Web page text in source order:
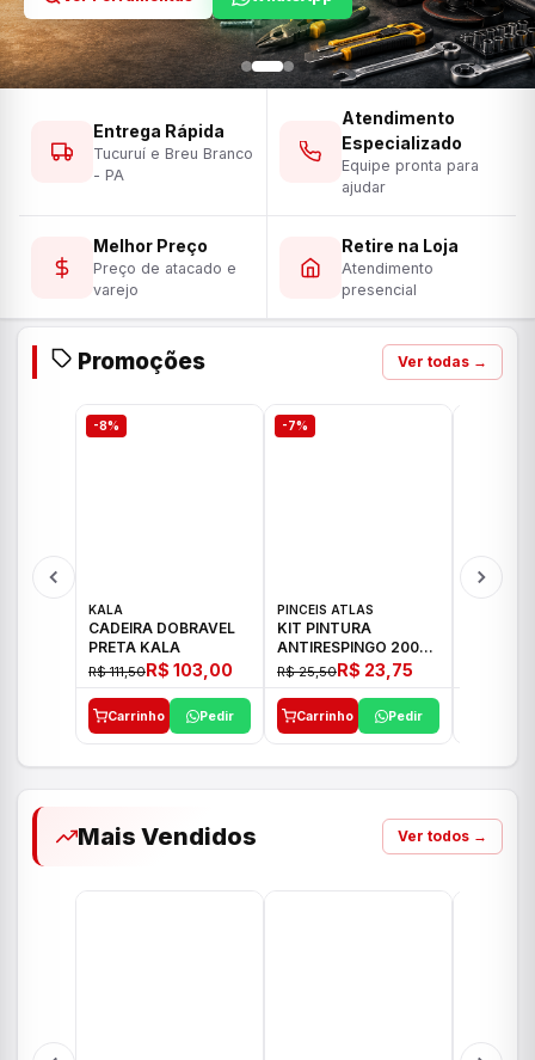
Entrega Rápida
Tucuruí e Breu Branco
- PA
Atendimento
Especializado
Equipe pronta para
ajudar
Melhor Preço
Preço de atacado e
varejo
Retire na Loja
Atendimento
presencial
Promoções Ver todas →
-8%
KALA
CADEIRA DOBRAVEL
PRETA KALA
R$ 111,50R$ 103,00
Carrinho Pedir
-7%
PINCEIS ATLAS
KIT PINTURA
ANTIRESPINGO 2003
ATLAS 03 PCS
R$ 25,50R$ 23,75
Carrinho Pedir
Mais Vendidos Ver todos →